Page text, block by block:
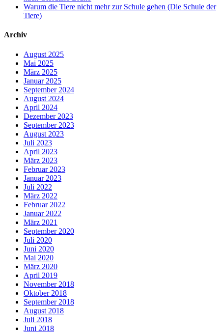
Warum die Tiere nicht mehr zur Schule gehen (Die Schule der
Tiere)
Archiv
August 2025
Mai 2025
März 2025
Januar 2025
September 2024
August 2024
April 2024
Dezember 2023
September 2023
August 2023
Juli 2023
April 2023
März 2023
Februar 2023
Januar 2023
Juli 2022
März 2022
Februar 2022
Januar 2022
März 2021
September 2020
Juli 2020
Juni 2020
Mai 2020
März 2020
April 2019
November 2018
Oktober 2018
September 2018
August 2018
Juli 2018
Juni 2018